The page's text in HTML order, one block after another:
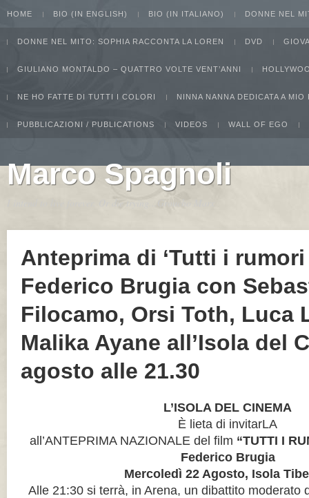
HOME BIO (IN ENGLISH) BIO (IN ITALIANO) DONNE NEL
DONNE NEL MITO: SOPHIA RACCONTA LA LOREN DVD
GIULIANO MONTALDO – QUATTRO VOLTE VENT’ANNI
NE HO FATTE DI TUTTI I COLORI NINNA NANNA DEDICATA A MIO
PUBBLICAZIONI / PUBLICATIONS VIDEOS WALL OF EGO
Marco Spagnoli
Anteprima di ‘Tutti i rumori
Federico Brugia con
Filocamo, Orsi Toth, Luca
Malika Ayane all’Isola del
agosto alle 21.30
L’ISOLA DEL CINEMA
È lieta di invitarLA
all’ANTEPRIMA NAZIONALE del film “TUTTI I
Federico Brugia
Mercoledì 22 Agosto, Isola
Alle 21:30 si terrà, in Arena, un dibattito moderato